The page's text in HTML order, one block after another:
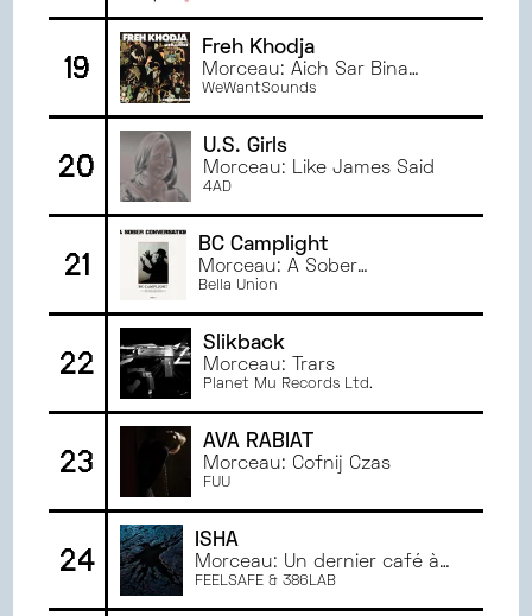
19
Freh Khodja
Morceau: Aich Sar Bina
Koulili
WeWantSounds
20
U.S. Girls
Morceau: Like James Said
4AD
21
BC Camplight
Morceau: A Sober
Conversation
Bella Union
22
Slikback
Morceau: Trars
Planet Mu Records Ltd.
23
AVA RABIAT
Morceau: Cofnij Czas
FUU
24
ISHA
Morceau: Un dernier café à
Cergy
FEELSAFE & 386LAB